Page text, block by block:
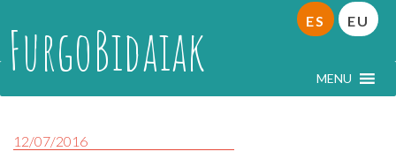
FurgoBidaiak MENU
ES EU
12/07/2016